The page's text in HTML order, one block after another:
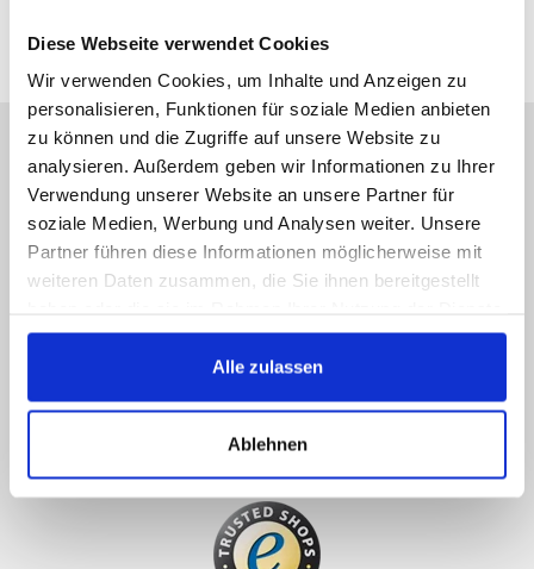
Diese Webseite verwendet Cookies
Wir verwenden Cookies, um Inhalte und Anzeigen zu
personalisieren, Funktionen für soziale Medien anbieten
zu können und die Zugriffe auf unsere Website zu
analysieren. Außerdem geben wir Informationen zu Ihrer
Verwendung unserer Website an unsere Partner für
soziale Medien, Werbung und Analysen weiter. Unsere
Partner führen diese Informationen möglicherweise mit
weiteren Daten zusammen, die Sie ihnen bereitgestellt
gesammelt haben.
Alle zulassen
Ablehnen
Estamos disponibles
Llámenos o mande un e-mail, responderemos
lo antes posible.
089 - 41 61 08 780
info@rbs-handel.de
Facebook